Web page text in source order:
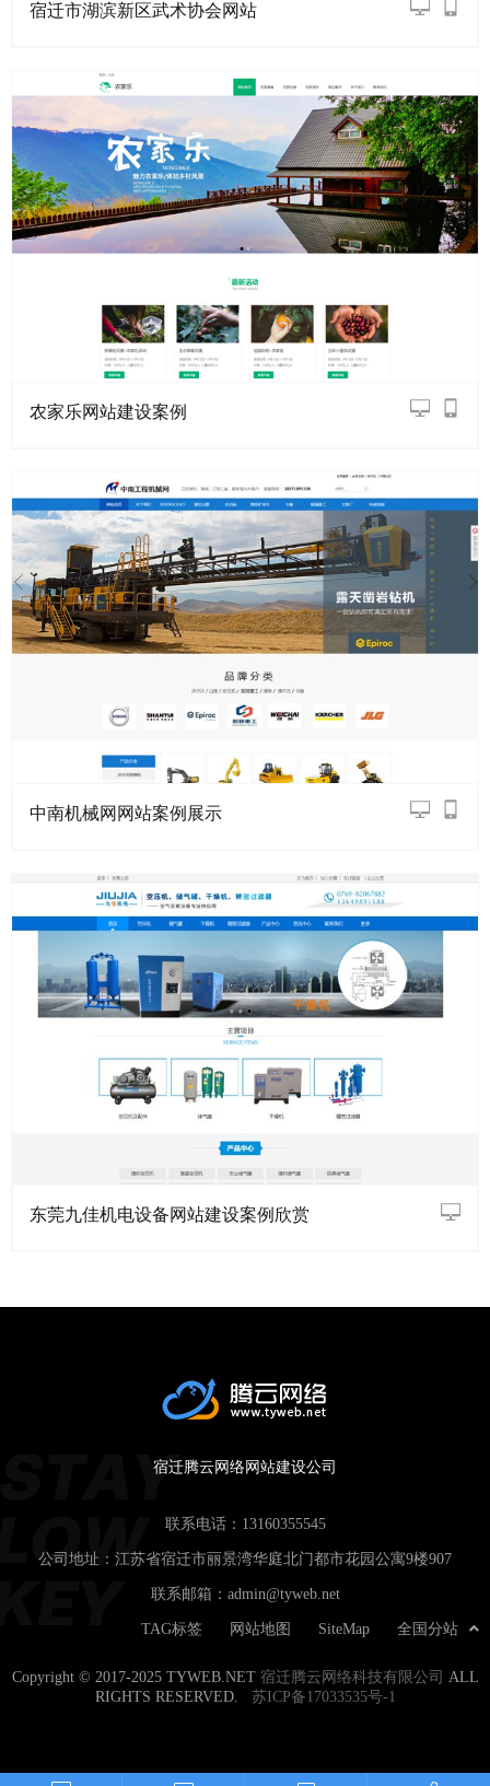
宿迁市湖滨新区武术协会网站
农家乐网站建设案例
中南机械网网站案例展示
东莞九佳机电设备网站建设案例欣赏
宿迁腾云网络网站建设公司
联系电话： 13160355545
公司地址：江苏省宿迁市丽景湾华庭北门都市花园公寓9楼907
联系邮箱： admin@tyweb.net
全国分站
SiteMap
网站地图
TAG标签
Copyright © 2017-2025 TYWEB.NET 宿迁腾云网络科技有限公司
ALL
RIGHTS RESERVED. 苏ICP备17033535号-1